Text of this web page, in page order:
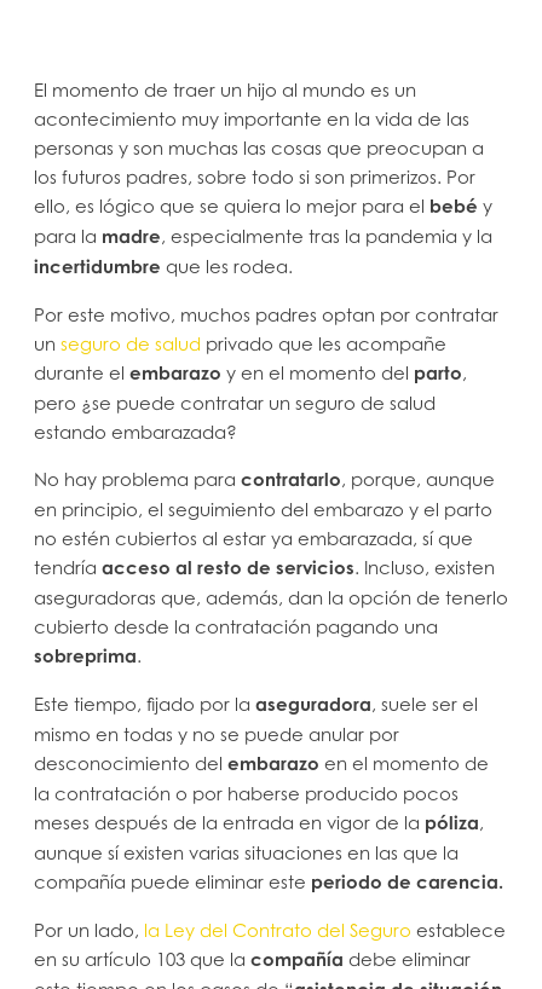
El momento de traer un hijo al mundo es un
acontecimiento muy importante en la vida de las
personas y son muchas las cosas que preocupan a
los futuros padres, sobre todo si son primerizos. Por
ello, es lógico que se quiera lo mejor para el bebé y
para la madre , especialmente tras la pandemia y la
incertidumbre que les rodea.
Por este motivo, muchos padres optan por contratar
un seguro de salud privado que les acompañe
durante el embarazo y en el momento del parto
pero ¿se puede contratar un seguro de salud
estando embarazada?
No hay problema para contratarlo , porque, aunque
en principio, el seguimiento del embarazo y el parto
no estén cubiertos al estar ya embarazada, sí que
tendría acceso al resto de servicios . Incluso, existen
aseguradoras que, además, dan la opción de tenerlo
cubierto desde la contratación pagando una
sobreprima
Este tiempo, fijado por la aseguradora , suele ser el
mismo en todas y no se puede anular por
desconocimiento del embarazo en el momento de
la contratación o por haberse producido pocos
meses después de la entrada en vigor de la póliza
aunque sí existen varias situaciones en las que la
compañía puede eliminar este periodo de carencia.
Por un lado, la Ley del Contrato del Seguro establece
en su artículo 103 que la compañía debe eliminar